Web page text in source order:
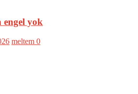
engel yok
meltem 0